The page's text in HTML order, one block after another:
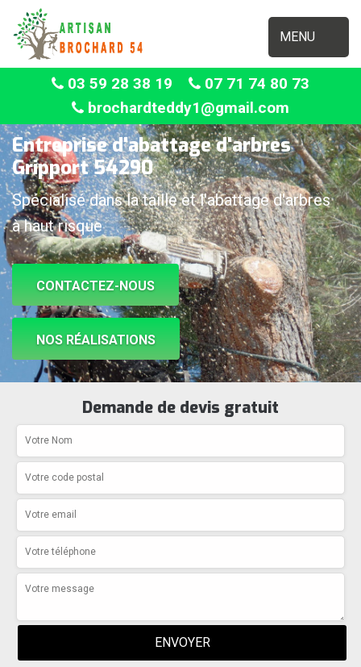
MENU
03 59 28 38 19
07 71 74 80 73
brochardteddy1@gmail.com
Entreprise d'abattage d'arbres
Gripport 54290
Spécialisé dans la taille et l'abattage d'arbres
à haut risque
CONTACTEZ-NOUS
NOS RÉALISATIONS
Demande de devis gratuit